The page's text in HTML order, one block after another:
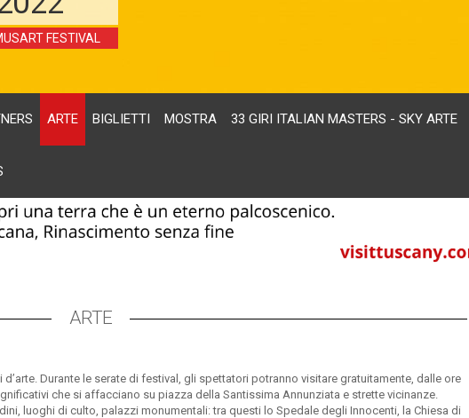
FESTIVAL
ARTE BIGLIETTI MOSTRA 33 GIRI ITALIAN MASTERS - SKY ARTE
ARTE
Durante le serate di festival, gli spettatori potranno visitare gratuitamente, dalle ore
che si affacciano su piazza della Santissima Annunziata e strette vicinanze.
luoghi di culto, palazzi monumentali: tra questi lo Spedale degli Innocenti, la Chiesa di